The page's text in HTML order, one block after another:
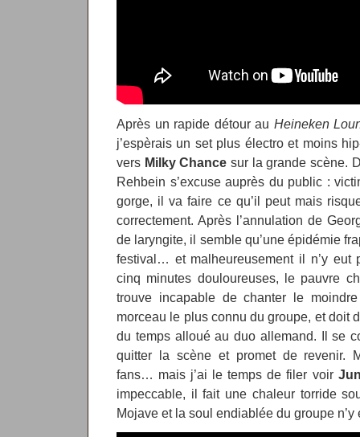
Après un rapide détour au Heineken
j’espèrais un set plus électro et moins
vers Milky Chance sur la grande scène.
Rehbein s’excuse auprès du public :
gorge, il va faire ce qu’il peut mais
correctement. Après l’annulation de
de laryngite, il semble qu’une épidémie
festival… et malheureusement il n’y eut
cinq minutes douloureuses, le pauvre
trouve incapable de chanter le
morceau le plus connu du groupe, et doit
du temps alloué au duo allemand. Il se
quitter la scène et promet de revenir.
fans… mais j’ai le temps de filer voir
impeccable, il fait une chaleur torride
Mojave et la soul endiablée du groupe n’y